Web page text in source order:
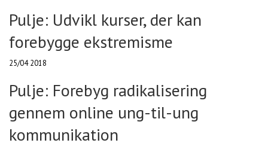
Pulje: Udvikl kurser, der kan
forebygge ekstremisme
25/04 2018
Pulje: Forebyg radikalisering
gennem online ung-til-ung
kommunikation